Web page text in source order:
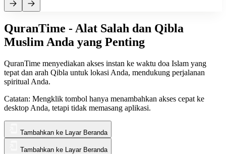
QuranTime - Alat Salah dan Qibla
Muslim Anda yang Penting
QuranTime menyediakan akses instan ke waktu doa Islam yang
tepat dan arah Qibla untuk lokasi Anda, mendukung perjalanan
spiritual Anda.
Catatan: Mengklik tombol hanya menambahkan akses cepat ke
desktop Anda, tetapi tidak memasang aplikasi.
Tambahkan ke Layar Beranda
Tambahkan ke Layar Beranda